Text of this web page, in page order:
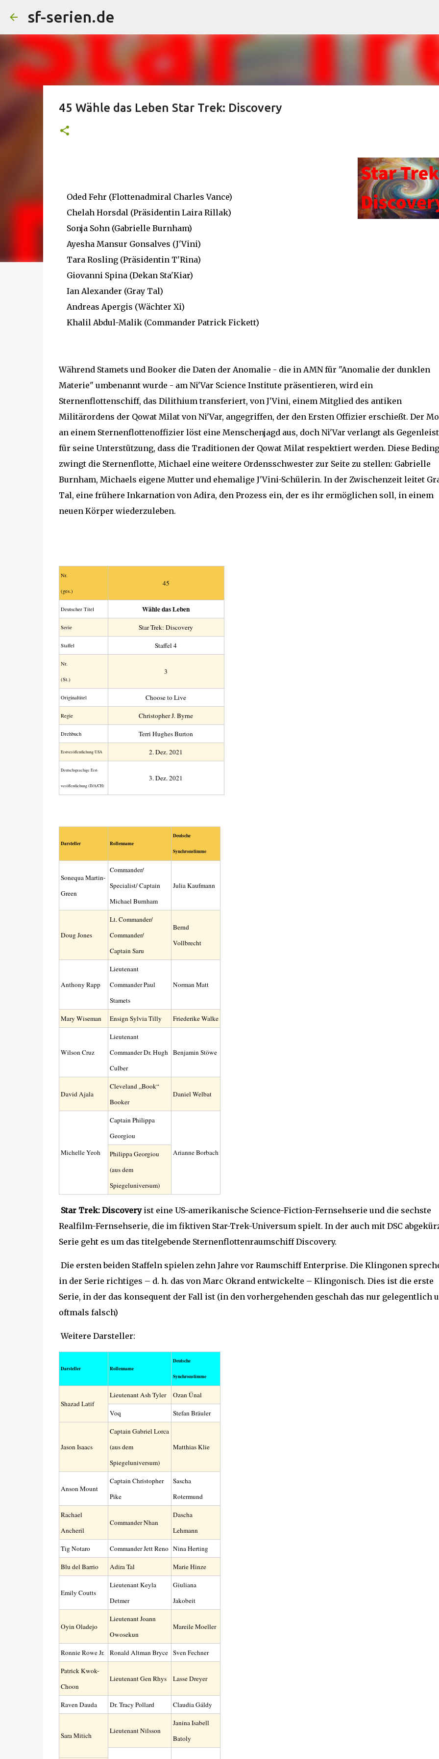
sf-serien.de
45 Wähle das Leben Star Trek: Discovery
Oded Fehr (Flottenadmiral Charles Vance)
Chelah Horsdal (Präsidentin Laira Rillak)
Sonja Sohn (Gabrielle Burnham)
Ayesha Mansur Gonsalves (J'Vini)
Tara Rosling (Präsidentin T'Rina)
Giovanni Spina (Dekan Sta'Kiar)
Ian Alexander (Gray Tal)
Andreas Apergis (Wächter Xi)
Khalil Abdul-Malik (Commander Patrick Fickett)
Während Stamets und Booker die Daten der Anomalie - die in AMN für "Anomalie der dunklen
Materie" umbenannt wurde - am Ni'Var Science Institute präsentieren, wird ein
Sternenflottenschiff, das Dilithium transferiert, von J'Vini, einem Mitglied des antiken
Militärordens der Qowat Milat von Ni'Var, angegriffen, der den Ersten Offizier erschießt. Der
an einem Sternenflottenoffizier löst eine Menschenjagd aus, doch Ni'Var verlangt als
für seine Unterstützung, dass die Traditionen der Qowat Milat respektiert werden. Diese
zwingt die Sternenflotte, Michael eine weitere Ordensschwester zur Seite zu stellen: Gabrielle
Burnham, Michaels eigene Mutter und ehemalige J'Vini-Schülerin. In der Zwischenzeit leitet
Tal, eine frühere Inkarnation von Adira, den Prozess ein, der es ihr ermöglichen soll, in einem
neuen Körper wiederzuleben.
Nr.
(ges.)
45
Deutscher Titel Wähle das Leben
Serie Star Trek: Discovery
Staffel Staffel 4
Nr.
(St.)
3
Original­titel Choose to Live
Regie Christopher J. Byrne
Drehbuch Terri Hughes Burton
Erst­veröffent­lichung USA 2. Dez. 2021
Deutsch­sprachige Erst­
veröffent­lichung (D/A/CH)
3. Dez. 2021
Darsteller Rollenname
Deutsche
Synchronstimme
Sonequa Martin-
Green
Commander/
Specialist/ Captain
Michael Burnham
Julia Kaufmann
Doug Jones
Lt. Commander/
Commander/
Captain Saru
Bernd
Vollbrecht
Anthony Rapp
Lieutenant
Commander Paul
Stamets
Norman Matt
Mary Wiseman Ensign Sylvia Tilly Friederike Walke
Wilson Cruz
Lieutenant
Commander Dr. Hugh
Culber
Benjamin Stöwe
David Ajala
Cleveland „Book“
Booker
Daniel Welbat
Michelle Yeoh
Captain Philippa
Georgiou
Arianne Borbach
Philippa Georgiou
(aus dem
Spiegeluniversum)
Star Trek: Discoveryist eine US-amerikanische Science-Fiction-Fernsehserie und die sechste
Realfilm-Fernsehserie, die im fiktiven Star-Trek-Universum spielt. In der auch mit DSC
Serie geht es um das titelgebende Sternenflottenraumschiff Discovery.
Die ersten beiden Staffeln spielen zehn Jahre vor Raumschiff Enterprise. Die Klingonen
in der Serie richtiges – d. h. das von Marc Okrand entwickelte – Klingonisch. Dies ist die erste
Serie, in der das konsequent der Fall ist (in den vorhergehenden geschah das nur gelegentlich
oftmals falsch)
Weitere Darsteller:
Darsteller Rollenname
Deutsche
Synchronstimme
Shazad Latif
Lieutenant Ash Tyler Ozan Ünal
Voq Stefan Bräuler
Jason Isaacs
Captain Gabriel Lorca
(aus dem
Spiegeluniversum)
Matthias Klie
Anson Mount
Captain Christopher
Pike
Sascha
Rotermund
Rachael
Ancheril
Commander Nhan
Dascha
Lehmann
Tig Notaro Commander Jett Reno Nina Herting
Blu del Barrio Adira Tal Marie Hinze
Emily Coutts
Lieutenant Keyla
Detmer
Giuliana
Jakobeit
Oyin Oladejo
Lieutenant Joann
Owosekun
Mareile Moeller
Ronnie Rowe Jr. Ronald Altman Bryce Sven Fechner
Patrick Kwok-
Choon
Lieutenant Gen Rhys Lasse Dreyer
Raven Dauda Dr. Tracy Pollard Claudia Gáldy
Sara Mitich
Lieutenant Nilsson
Janina Isabell
Batoly